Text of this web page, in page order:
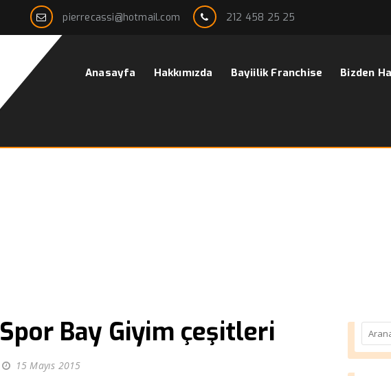
pierrecassi@hotmail.com 212 458 25 25
Anasayfa Hakkımızda Bayiilik Franchise Bizden
Spor Bay Giyim çeşitleri
15 Mayıs 2015